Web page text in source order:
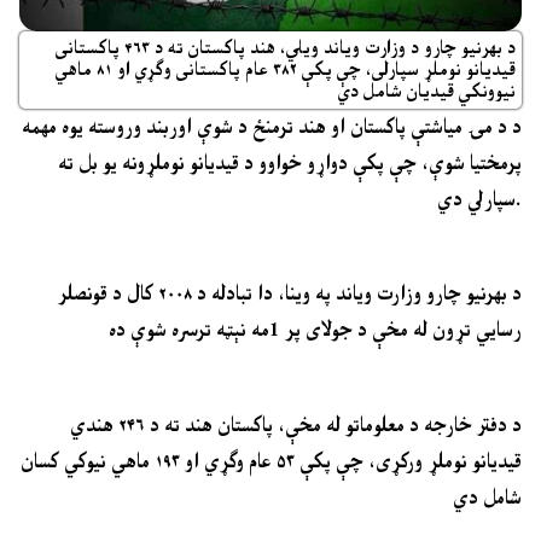
د بهرنیو چارو د وزارت ویاند ویلي، هند پاکستان ته د ۴۶۳ پاکستانی
قیدیانو نوملړ سپارلی، چې پکې ۳۸۲ عام پاکستانی وګړي او ۸۱ ماهي
نیوونکي قیدیان شامل دي
د د مۍ میاشتې پاکستان او هند ترمنځ د شوې اوربند وروسته يوه مهمه
پرمختيا شوې، چې پکې دواړو خواوو د قيدیانو نوملړونه يو بل ته
سپارلي دي.
د بهرنيو چارو وزارت ویاند په وینا، دا تبادله د ۲۰۰۸ کال د قونصلر
رسایي تړون له مخې د جولای پر 1مه نېټه ترسره شوې ده
د دفتر خارجه د معلوماتو له مخې، پاکستان هند ته د ۲۴۶ هندي
قيدیانو نوملړ ورکړی، چې پکې ۵۳ عام وګړي او ۱۹۳ ماهي نیوکي کسان
شامل دي